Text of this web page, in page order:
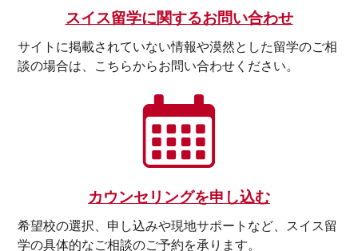
スイス留学に関するお問い合わせ
サイトに掲載されていない情報や漠然とした留学のご相
談の場合は、こちらからお問い合わせください。
カウンセリングを申し込む
希望校の選択、申し込みや現地サポートなど、スイス留
学の具体的なご相談のご予約を承ります。